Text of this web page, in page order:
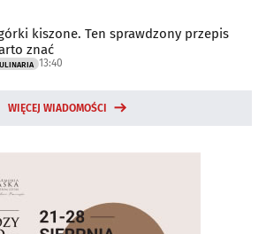
kiszone. Ten sprawdzony przepis
znać
13:40
WIĘCEJ WIADOMOŚCI